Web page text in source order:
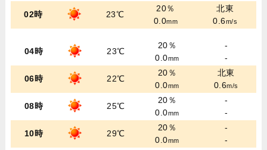
02時 23℃
20％
0.0mm
北東
0.6m/s
04時 23℃
20％
0.0mm
-
-
06時 22℃
20％
0.0mm
北東
0.6m/s
08時 25℃
20％
0.0mm
-
-
10時 29℃
20％
0.0mm
-
-